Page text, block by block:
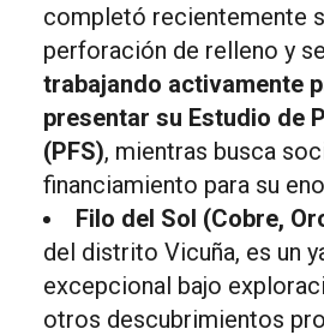
completó recientemente
perforación de relleno y
trabajando activamente
presentar su Estudio de
(PFS), mientras busca
financiamiento para su
Filo del Sol (Cobre,
del distrito Vicuña, es un
excepcional bajo
otros descubrimientos